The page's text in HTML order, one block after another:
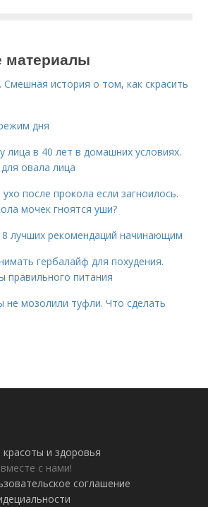
материалы
Смешная история о том, как скрасить
дня
лица в 40 лет в домашних условиях.
овала лица
после прокола если загноилось.
мочек гноятся уши?
8 лучших рекомендаций начинающим
гербалайф для похудения.
правильного питания
не мозолили туфли. Что сделать
и здоровья
с нами!
соглашение